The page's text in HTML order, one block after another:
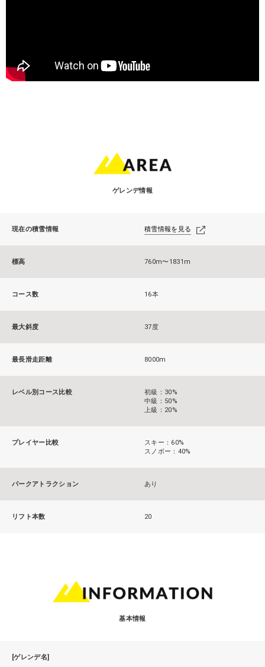
ゲレンデ情報
現在の積雪情報 積雪情報を見る
標高 760m〜1831m
コース数 16本
最大斜度 37度
最長滑走距離 8000m
レベル別コース比較
初級：30%
中級：50%
上級：20%
プレイヤー比較
スキー：60%
スノボー：40%
パークアトラクション あり
リフト本数 20
基本情報
[ゲレンデ名]